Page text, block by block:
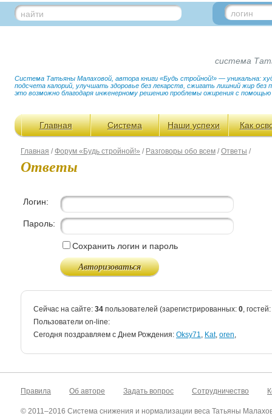
найти логин
система
Система Татьяны Малаховой, автора книги «Будь стройной!» — уникальна:
подсчета калорий, улучшать здоровье без лекарств, сжигать лишний жир
это возможно благодаря инженерному решению проблемы ожирения с
Главная Система Наши успехи Как
Главная /Форум «Будь стройной!» / Разговоры обо всем /Ответы /
Ответы
Логин:
Пароль:
Сохранить логин и пароль
Сейчас на сайте: 34 пользователей (зарегистрированных: 0, гостей:
Пользователи on-line:
Cегодня поздравляем с Днем Рождения: Oksy71, Kat, oren,
Правила Об авторе Задать вопрос Сотрудничество
© 2011–2016 Система снижения и нормализации веса Татьяны